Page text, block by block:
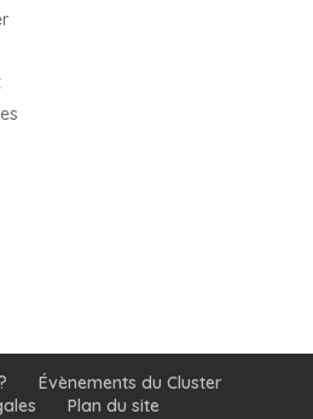
Évènements du Cluster
Plan du site